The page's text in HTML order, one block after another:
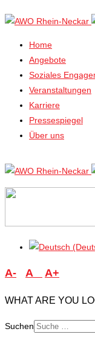
Home
Angebote
Soziales
Veranstaltungen
Karriere
Pressespiegel
Über uns
A- A A+
WHAT ARE YOU
Suchen